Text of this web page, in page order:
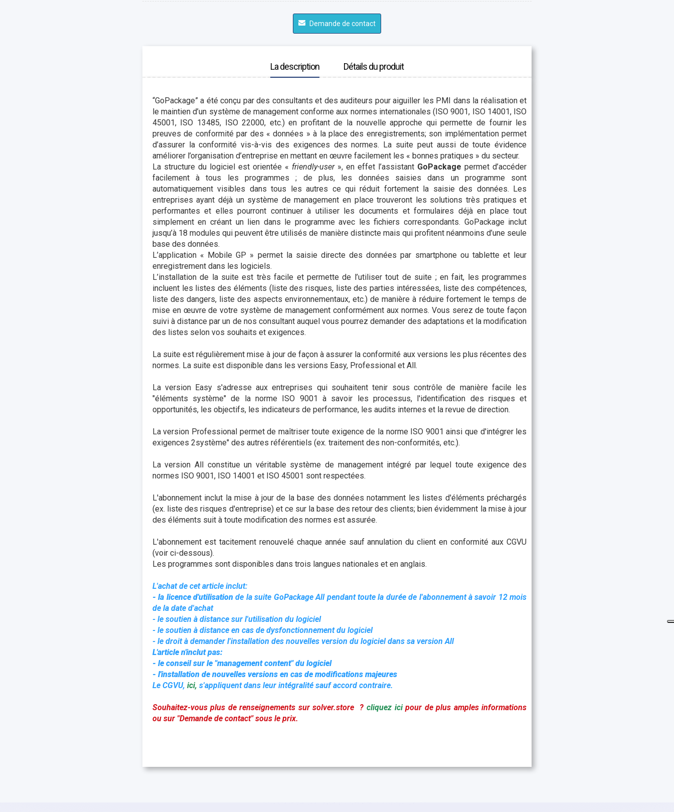
Demande de contact
La description Détails du produit
“GoPackage” a été conçu par des consultants et des auditeurs pour aiguiller les PMI dans la réalisation et
le maintien d’un système de management conforme aux normes internationales (ISO 9001, ISO 14001, ISO
45001, ISO 13485, ISO 22000, etc.) en profitant de la nouvelle approche qui permette de fournir les
preuves de conformité par des « données » à la place des enregistrements; son implémentation permet
d’assurer la conformité vis-à-vis des exigences des normes. La suite peut aussi de toute évidence
améliorer l’organisation d’entreprise en mettant en œuvre facilement les « bonnes pratiques » du secteur.
La structure du logiciel est orientée « friendly-user», en effet l’assistant GoPackagepermet d’accéder
facilement à tous les programmes ; de plus, les données saisies dans un programme sont
automatiquement visibles dans tous les autres ce qui réduit fortement la saisie des données. Les
entreprises ayant déjà un système de management en place trouveront les solutions très pratiques et
performantes et elles pourront continuer à utiliser les documents et formulaires déjà en place tout
simplement en créant un lien dans le programme avec les fichiers correspondants. GoPackage inclut
jusqu’à 18 modules qui peuvent être utilisés de manière distincte mais qui profitent néanmoins d’une seule
base des données.
L’application « Mobile GP » permet la saisie directe des données par smartphone ou tablette et leur
enregistrement dans les logiciels.
L’installation de la suite est très facile et permette de l’utiliser tout de suite ; en fait, les programmes
incluent les listes des éléments (liste des risques, liste des parties intéressées, liste des compétences,
liste des dangers, liste des aspects environnementaux, etc.) de manière à réduire fortement le temps de
mise en œuvre de votre système de management conformément aux normes. Vous serez de toute façon
suivi à distance par un de nos consultant auquel vous pourrez demander des adaptations et la modification
des listes selon vos souhaits et exigences.
La suite est régulièrement mise à jour de façon à assurer la conformité aux versions les plus récentes des
normes. La suite est disponible dans les versions Easy, Professional et All.
La version Easy s'adresse aux entreprises qui souhaitent tenir sous contrôle de manière facile les
"éléments système" de la norme ISO 9001 à savoir les processus, l'identification des risques et
opportunités, les objectifs, les indicateurs de performance, les audits internes et la revue de direction.
La version Professional permet de maîtriser toute exigence de la norme ISO 9001 ainsi que d'intégrer les
exigences 2système" des autres référentiels (ex. traitement des non-conformités, etc.).
La version All constitue un véritable système de management intégré par lequel toute exigence des
normes ISO 9001, ISO 14001 et ISO 45001 sont respectées.
L'abonnement inclut la mise à jour de la base des données notamment les listes d'éléments préchargés
(ex. liste des risques d'entreprise) et ce sur la base des retour des clients; bien évidemment la mise à jour
des éléments suit à toute modification des normes est assurée.
L'abonnement est tacitement renouvelé chaque année sauf annulation du client en conformité aux CGVU
(voir ci-dessous).
Les programmes sont disponibles dans trois langues nationales et en anglais.
L'achat de cet article inclut:
- la licence d'utilisationde la suite GoPackage All pendant toute la durée de l'abonnement à savoir 12 mois
de la date d'achat
- le soutien à distance sur l'utilisation du logiciel
- le soutien à distance en cas de dysfonctionnement du logiciel
- le droit à demander l'installation des nouvelles version du logiciel dans sa version All
L'article n'inclut pas:
- le conseil sur le "management content" du logiciel
- l'installation de nouvelles versions en cas de modifications majeures
Le CGVU, ici, s'appliquent dans leur intégralité sauf accord contraire.
Souhaitez-vous plus de renseignements sur solver.store ?cliquez icipour de plus amples informations
ou sur "Demande de contact" sous le prix.